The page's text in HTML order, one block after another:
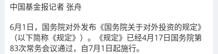
中国基金报记者 张舟
6月1日，国务院对外发布 《国务院关于对外投资的规定》
（以下简称《规定》）。《规定》已经4月17日国务院第
83次常务会议通过，自7月1日起施行。